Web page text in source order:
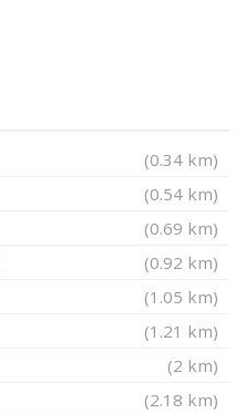
(0.34 km)
(0.54 km)
(0.69 km)
(0.92 km)
(1.05 km)
(1.21 km)
(2 km)
(2.18 km)